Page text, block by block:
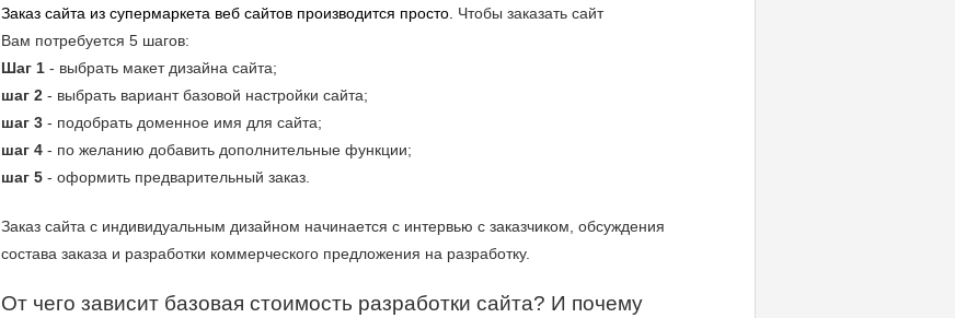
Заказ сайта из супермаркета веб сайтов производится просто. Чтобы заказать сайт
Вам потребуется 5 шагов:
Шаг 1 - выбрать макет дизайна сайта;
шаг 2 - выбрать вариант базовой настройки сайта;
шаг 3 - подобрать доменное имя для сайта;
шаг 4 - по желанию добавить дополнительные функции;
шаг 5 - оформить предварительный заказ.
Заказ сайта с индивидуальным дизайном начинается с интервью с заказчиком, обсуждения
состава заказа и разработки коммерческого предложения на разработку.
От чего зависит базовая стоимость разработки сайта? И почему